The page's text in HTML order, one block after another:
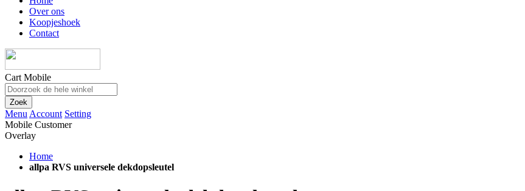
Over ons
Koopjeshoek
Contact
Cart Mobile
Zoek
Menu Account Setting
Mobile Customer
Overlay
Home
allpa RVS universele dekdopsleutel